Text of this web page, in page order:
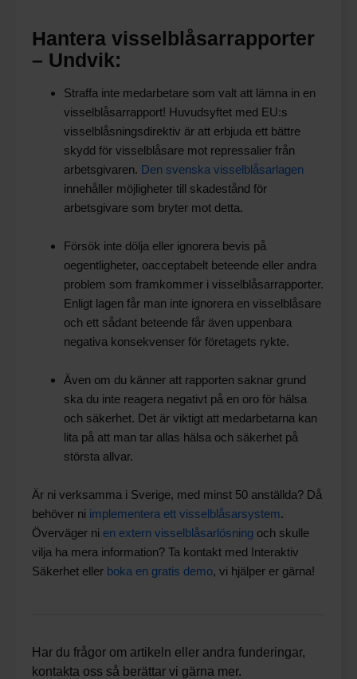
Hantera visselblåsarrapporter
– Undvik:
Straffa inte medarbetare som valt att lämna in en
visselblåsarrapport! Huvudsyftet med EU:s
visselblåsningsdirektiv är att erbjuda ett bättre
skydd för visselblåsare mot repressalier från
arbetsgivaren. Den svenska visselblåsarlagen
innehåller möjligheter till skadestånd för
arbetsgivare som bryter mot detta.
Försök inte dölja eller ignorera bevis på
oegentligheter, oacceptabelt beteende eller andra
problem som framkommer i visselblåsarrapporter.
Enligt lagen får man inte ignorera en visselblåsare
och ett sådant beteende får även uppenbara
negativa konsekvenser för företagets rykte.
Även om du känner att rapporten saknar grund
ska du inte reagera negativt på en oro för hälsa
och säkerhet. Det är viktigt att medarbetarna kan
lita på att man tar allas hälsa och säkerhet på
största allvar.
Är ni verksamma i Sverige, med minst 50 anställda? Då
behöver ni implementera ett visselblåsarsystem.
Överväger ni en extern visselblåsarlösning och skulle
vilja ha mera information? Ta kontakt med Interaktiv
Säkerhet eller boka en gratis demo, vi hjälper er gärna!
Har du frågor om artikeln eller andra funderingar,
kontakta oss så berättar vi gärna mer.